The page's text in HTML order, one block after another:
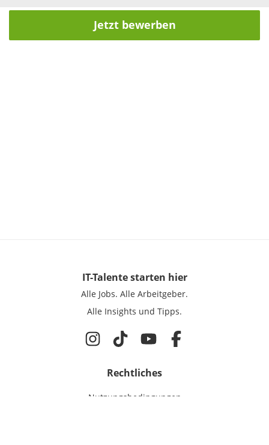
Jetzt bewerben
IT-Talentestarten hier
Alle Jobs. Alle Arbeitgeber.
Alle Insights und Tipps.
Rechtliches
Nutzungsbedingungen